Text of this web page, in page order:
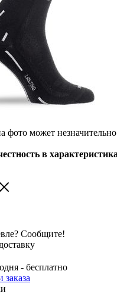
фото может незначительно
в
Сообщите!
- бесплатно